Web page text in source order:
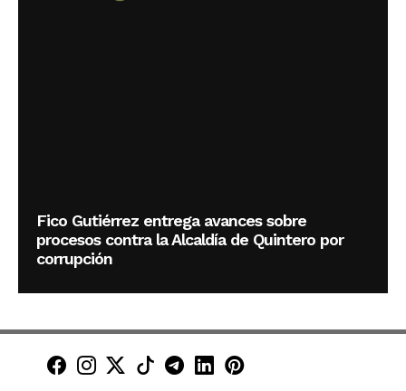
Fico Gutiérrez entrega avances sobre
procesos contra la Alcaldía de Quintero por
corrupción
Minuto30 en Facebook
Minuto30 en Instagram
Minuto30 en X (Twitter)
Minuto30 en TikTok
Canal de Minuto30 en
Minuto30 en LinkedIn
Minuto30 en